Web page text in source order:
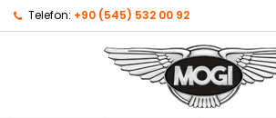
Telefon: +90 (545) 532 00 92